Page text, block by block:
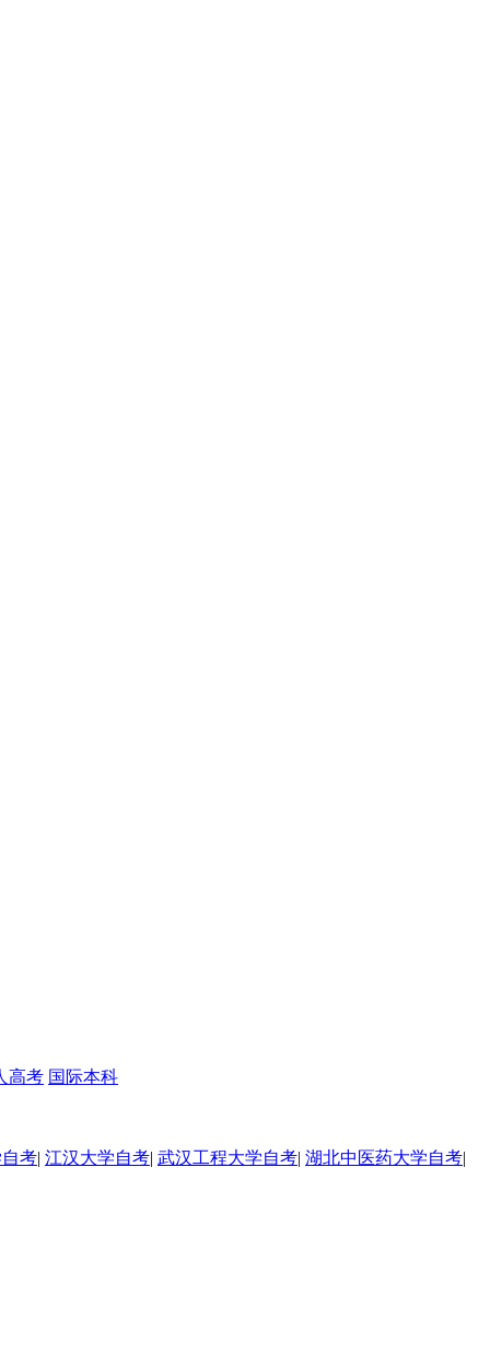
高考 国际本科
考| 江汉大学自考| 武汉工程大学自考| 湖北中医药大学自考|